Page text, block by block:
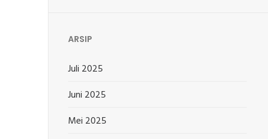
ARSIP
Juli 2025
Juni 2025
Mei 2025